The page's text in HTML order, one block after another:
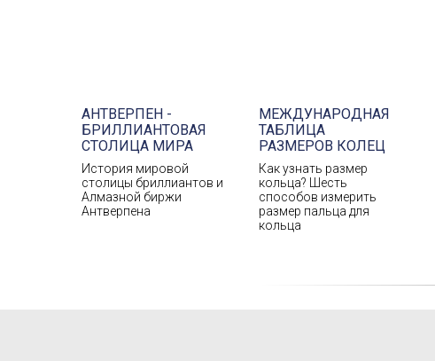
АНТВЕРПЕН -
БРИЛЛИАНТОВАЯ
СТОЛИЦА МИРА
История мировой
столицы бриллиантов и
Алмазной биржи
Антверпена
МЕЖДУНАРОДНАЯ
ТАБЛИЦА
РАЗМЕРОВ КОЛЕЦ
Как узнать размер
кольца? Шесть
способов измерить
размер пальца для
кольца